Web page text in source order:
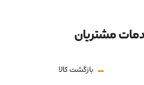
مشتریان
بازگشت کالا